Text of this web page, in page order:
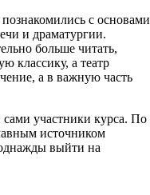
с основами
и драматургии.
больше читать,
классику, а театр
а в важную часть
участники курса. По
источником
выйти на